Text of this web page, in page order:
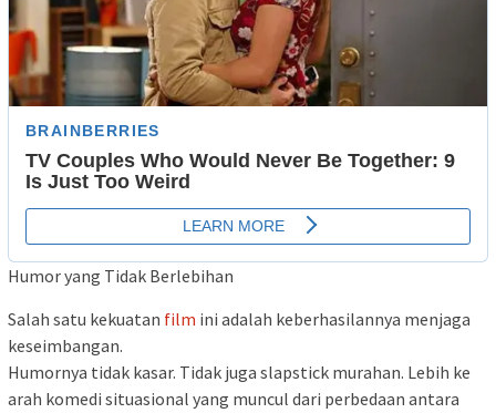
Humor yang Tidak Berlebihan
Salah satu kekuatan film ini adalah keberhasilannya menjaga
keseimbangan.
Humornya tidak kasar. Tidak juga slapstick murahan. Lebih ke
arah komedi situasional yang muncul dari perbedaan antara